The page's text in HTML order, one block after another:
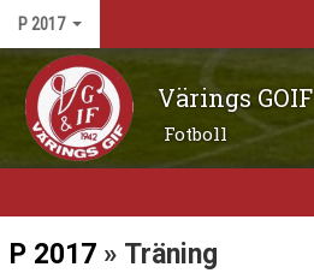
P 2017
Värings GOIF
Fotboll
HEM
P 2017 » Träning